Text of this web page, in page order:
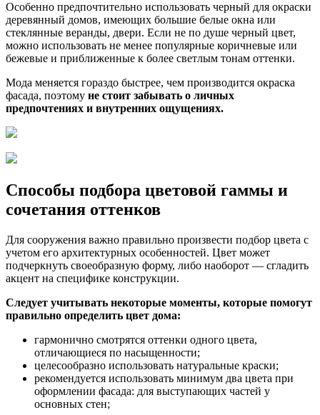
Особенно предпочтительно использовать черный для окраски
деревянный домов, имеющих большие белые окна или
стеклянные веранды, двери. Если не по душе черный цвет,
можно использовать не менее популярные коричневые или
бежевые и приближенные к более светлым тонам оттенки.
Мода меняется гораздо быстрее, чем производится окраска
фасада, поэтому не стоит забывать о личных
предпочтениях и внутренних ощущениях.
Способы подбора цветовой гаммы и
сочетания оттенков
Для сооружения важно правильно произвести подбор цвета с
учетом его архитектурных особенностей. Цвет может
подчеркнуть своеобразную форму, либо наоборот — сгладить
акцент на специфике конструкции.
Следует учитывать некоторые моменты, которые помогут
правильно определить цвет дома:
гармонично смотрятся оттенки одного цвета,
отличающиеся по насыщенности;
целесообразно использовать натуральные краски;
рекомендуется использовать минимум два цвета при
оформлении фасада: для выступающих частей у
основных стен;